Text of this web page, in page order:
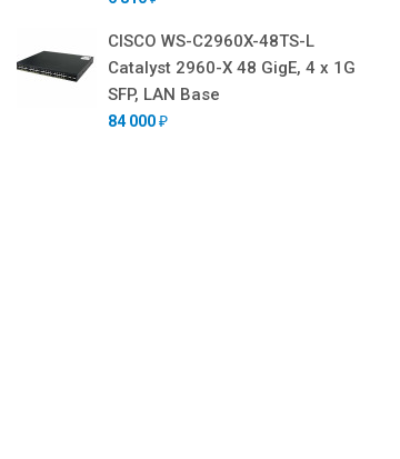
CISCO WS-C2960X-48TS-L
Catalyst 2960-X 48 GigE, 4 x 1G
SFP, LAN Base
84 000 ₽